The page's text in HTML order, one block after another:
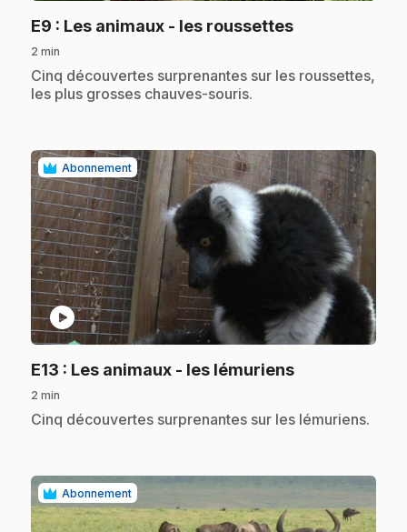
E9 : Les animaux - les roussettes.
2 min
.Cinq découvertes surprenantes sur les roussettes,
les plus grosses chauves-souris.
Abonnement
play_circle
E13 : Les animaux - les lémuriens.
2 min
.Cinq découvertes surprenantes sur les lémuriens.
Abonnement